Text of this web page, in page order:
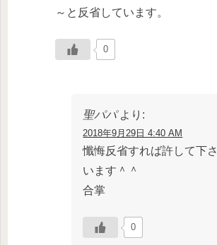
～と反省しています。
0
聖パパ より:
2018年9月29日 4:40 AM
懺悔反省すれば許して下さ
います＾＾
合掌
0